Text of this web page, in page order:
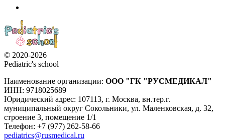
© 2020-2026
Pediatric's school
Наименование организации: ООО "ГК "РУСМЕДИКАЛ"
ИНН: 9718025689
Юридический адрес: 107113, г. Москва, вн.тер.г.
муниципальный округ Сокольники, ул. Маленковская, д. 32,
строение 3, помещение 1/1
Телефон: +7 (977) 262-58-66
pediatrics@rusmedical.ru